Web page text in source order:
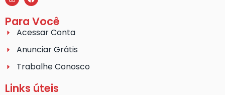
Para Você
Acessar Conta
Anunciar Grátis
Trabalhe Conosco
Links úteis